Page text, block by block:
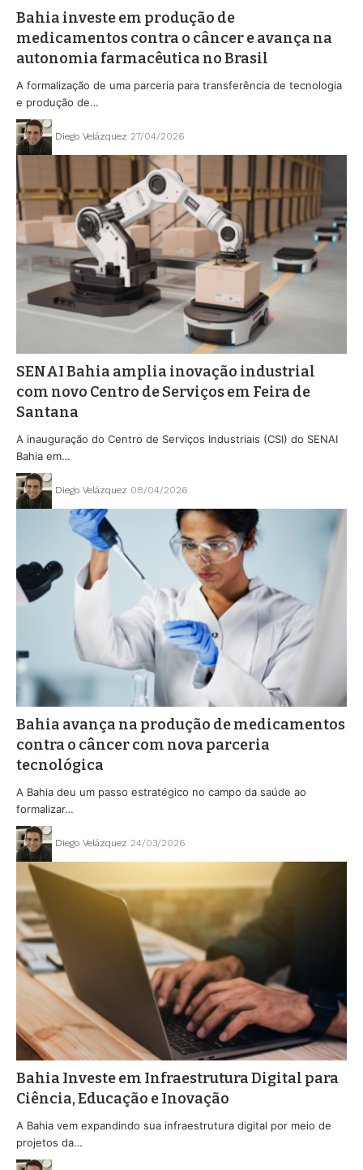
Bahia investe em produção de
medicamentos contra o câncer e avança na
autonomia farmacêutica no Brasil
A formalização de uma parceria para transferência de tecnologia
e produção de…
Diego Velázquez 27/04/2026
SENAI Bahia amplia inovação industrial
com novo Centro de Serviços em Feira de
Santana
A inauguração do Centro de Serviços Industriais (CSI) do SENAI
Bahia em…
Diego Velázquez 08/04/2026
Bahia avança na produção de medicamentos
contra o câncer com nova parceria
tecnológica
A Bahia deu um passo estratégico no campo da saúde ao
formalizar…
Diego Velázquez 24/03/2026
Bahia Investe em Infraestrutura Digital para
Ciência, Educação e Inovação
A Bahia vem expandindo sua infraestrutura digital por meio de
projetos da…